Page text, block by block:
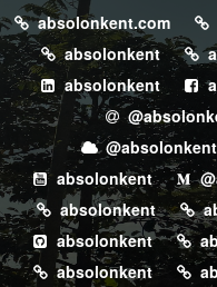
absolonkent.com
absolonkent
absolonkent
absolonkent
absolonkent
absolonkent
absolonkent